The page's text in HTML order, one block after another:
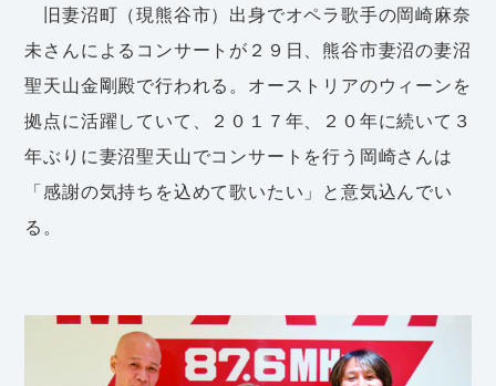
旧妻沼町（現熊谷市）出身でオペラ歌手の岡崎麻奈
未さんによるコンサートが２９日、熊谷市妻沼の妻沼
聖天山金剛殿で行われる。オーストリアのウィーンを
拠点に活躍していて、２０１７年、２０年に続いて３
年ぶりに妻沼聖天山でコンサートを行う岡崎さんは
「感謝の気持ちを込めて歌いたい」と意気込んでい
る。